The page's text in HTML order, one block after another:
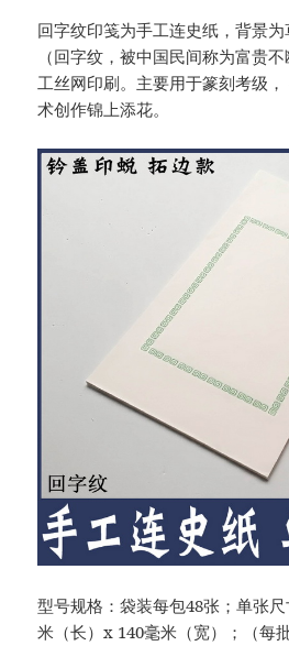
回字纹印笺为手工连史纸，背景为
（回字纹，被中国民间称为富贵
工丝网印刷。主要用于篆刻考级
术创作锦上添花。
型号规格：袋装每包48张；单张
米（长）x 140毫米（宽）；（每